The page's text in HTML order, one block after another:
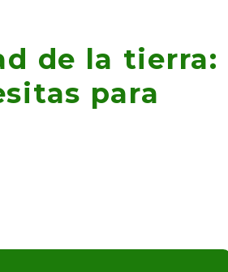
de la tierra:
para